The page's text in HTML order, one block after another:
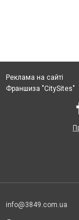
Реклама на сайті
Франшиза "CitySites"
info@3849.com.ua